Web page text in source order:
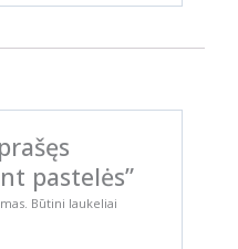
pastelės”
Būtini laukeliai